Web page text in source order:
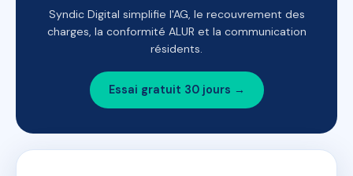
Syndic Digital simplifie l'AG, le recouvrement des
charges, la conformité ALUR et la communication
résidents.
Essai gratuit 30 jours →